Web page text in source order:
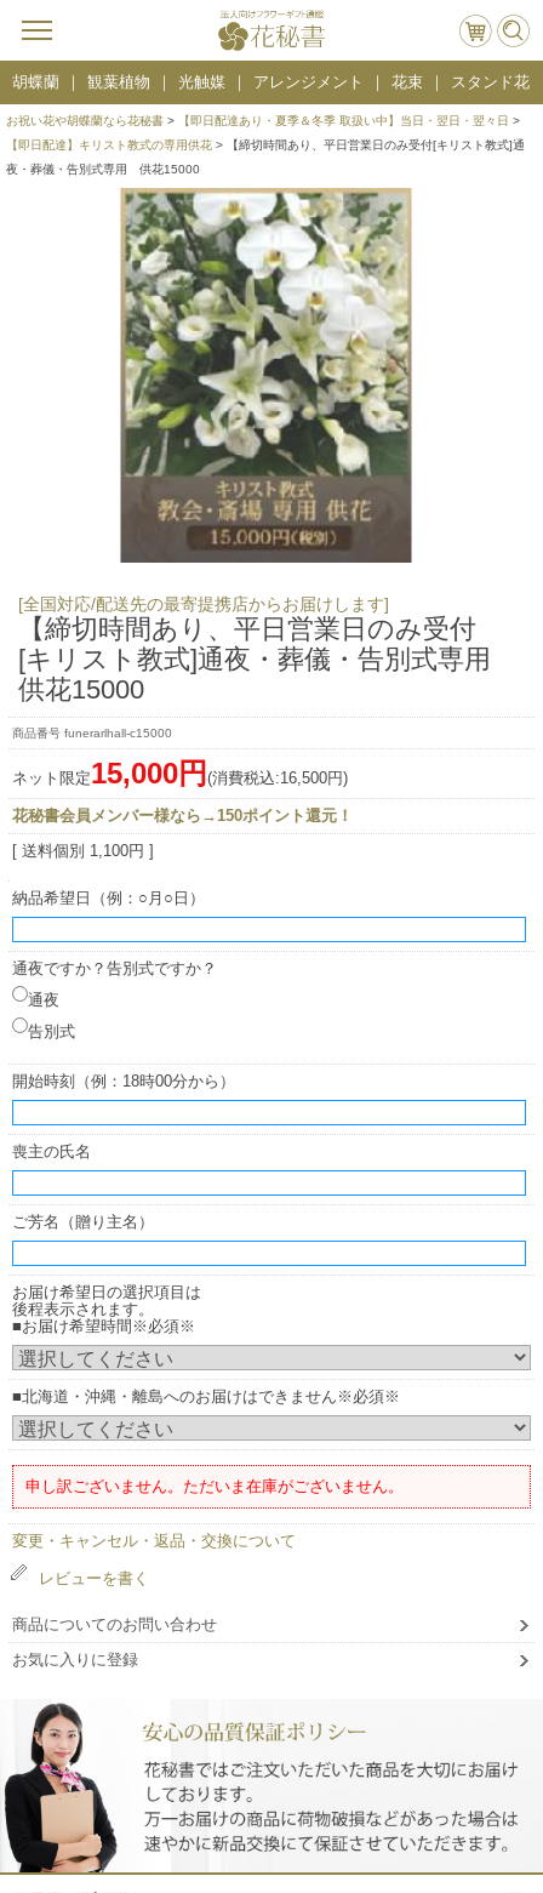
胡蝶蘭 観葉植物 光触媒 アレンジメント 花束 スタンド花
お祝い花や胡蝶蘭なら花秘書 > 【即日配達あり・夏季＆冬季 取扱い中】当日・翌日・翌々日 >
【即日配達】キリスト教式の専用供花 > 【締切時間あり、平日営業日のみ受付[キリスト教式]通
夜・葬儀・告別式専用 供花15000
[全国対応/配送先の最寄提携店からお届けします]
【締切時間あり、平日営業日のみ受付
[キリスト教式]通夜・葬儀・告別式専用
供花15000
funerarlhall-c15000
ネット限定15,000円 (消費税込:16,500円)
花秘書会員メンバー様なら→150ポイント還元！
[ 送料個別 1,100円 ]
納品希望日（例：○月○日）
通夜ですか？告別式ですか？
通夜
告別式
開始時刻（例：18時00分から）
喪主の氏名
ご芳名（贈り主名）
お届け希望日の選択項目は
後程表示されます。
■お届け希望時間※必須※
■北海道・沖縄・離島へのお届けはできません※必須※
申し訳ございません。ただいま在庫がございません。
変更・キャンセル・返品・交換について
レビューを書く
商品についてのお問い合わせ
お気に入りに登録